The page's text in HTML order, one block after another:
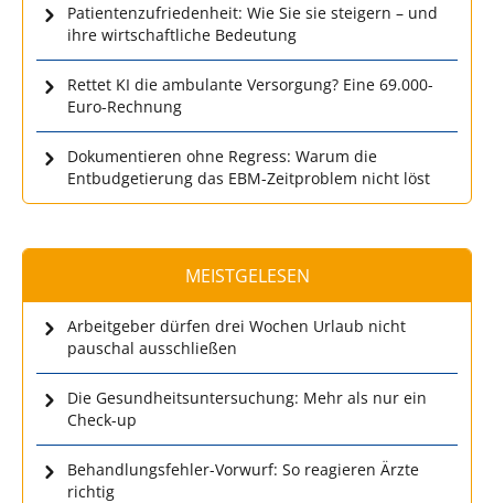
Patientenzufriedenheit: Wie Sie sie steigern – und
ihre wirtschaftliche Bedeutung
Rettet KI die ambulante Versorgung? Eine 69.000-
Euro-Rechnung
Dokumentieren ohne Regress: Warum die
Entbudgetierung das EBM-Zeitproblem nicht löst
MEISTGELESEN
Arbeitgeber dürfen drei Wochen Urlaub nicht
pauschal ausschließen
Die Gesundheitsuntersuchung: Mehr als nur ein
Check-up
Behandlungsfehler-Vorwurf: So reagieren Ärzte
richtig